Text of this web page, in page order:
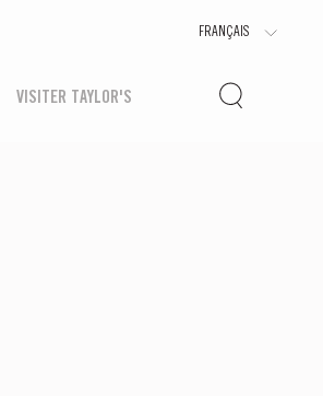
VISITER TAYLOR'S